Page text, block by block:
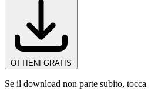
OTTIENI GRATIS
Se il download non parte subito, tocca